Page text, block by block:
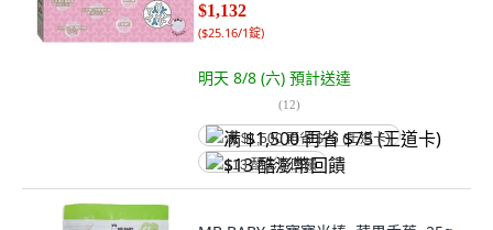
$1,132
($25.16/1錠)
明天 8/8 (六) 預計送達
(12)
满 $1,500 再省 $75 (王道卡)
$13 酷澎幣回饋